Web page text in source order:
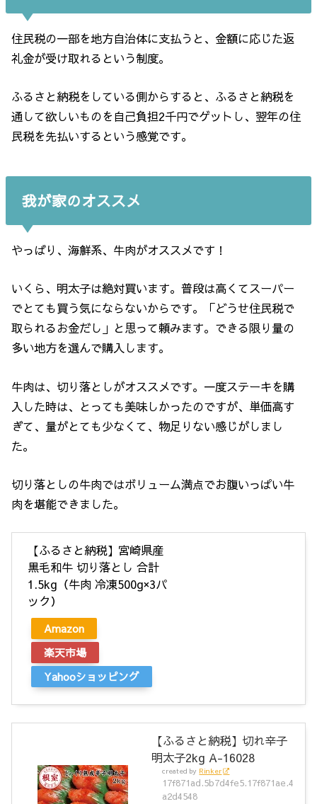
住民税の一部を地方自治体に支払うと、金額に応じた返
礼金が受け取れるという制度。
ふるさと納税をしている側からすると、ふるさと納税を
通して欲しいものを自己負担2千円でゲットし、翌年の住
民税を先払いするという感覚です。
我が家のオススメ
やっばり、海鮮系、牛肉がオススメです！
いくら、明太子は絶対買います。普段は高くてスーパー
でとても買う気にならないからです。「どうせ住民税で
取られるお金だし」と思って頼みます。できる限り量の
多い地方を選んで購入します。
牛肉は、切り落としがオススメです。一度ステーキを購
入した時は、とっても美味しかったのですが、単価高す
ぎて、量がとても少なくて、物足りない感じがしまし
た。
切り落としの牛肉ではボリューム満点でお腹いっぱい牛
肉を堪能できました。
【ふるさと納税】宮崎県産
黒毛和牛 切り落とし 合計
1.5kg（牛肉 冷凍500g×3パ
ック）
Amazon
楽天市場
Yahooショッピング
【ふるさと納税】切れ辛子
明太子2kg A-16028
created by Rinker
17f871ad.5b7d4fe5.17f871ae.4
a2d4548